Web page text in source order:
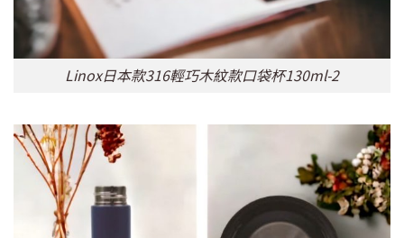
Linox日本款316輕巧木紋款口袋杯130ml-2